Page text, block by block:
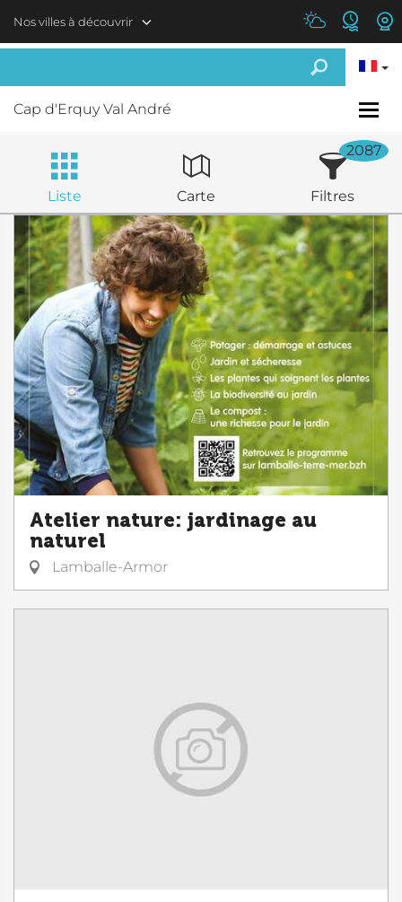
Nos villes à découvrir
Cap d'Erquy Val André
Liste Carte Filtres
2087
Atelier nature: jardinage au
naturel
Lamballe-Armor